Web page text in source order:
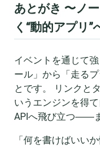
あとがき 〜ノ
く“動的アプリ”
イベントを通じて
ール」から「走る
とです。 リンクと
いうエンジンを得
APIへ飛び立つ――
「何を書けばいい